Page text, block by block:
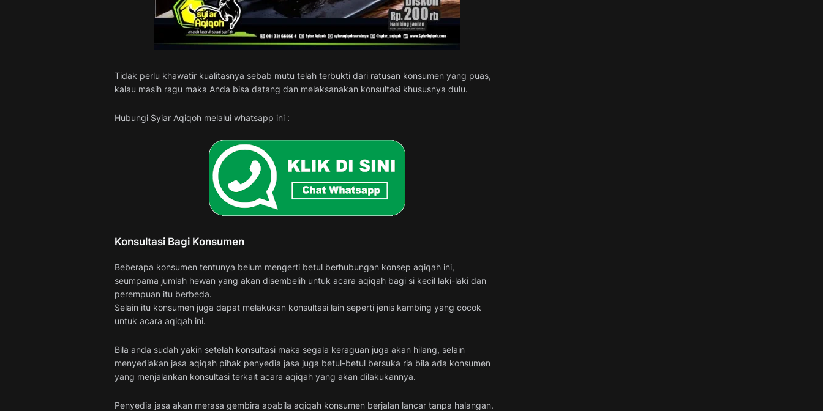
Tidak perlu khawatir kualitasnya sebab mutu telah terbukti dari ratusan konsumen yang puas,
kalau masih ragu maka Anda bisa datang dan melaksanakan konsultasi khususnya dulu.
Hubungi Syiar Aqiqoh melalui whatsapp ini :
Konsultasi Bagi Konsumen
Beberapa konsumen tentunya belum mengerti betul berhubungan konsep aqiqah ini,
seumpama jumlah hewan yang akan disembelih untuk acara aqiqah bagi si kecil laki-laki dan
perempuan itu berbeda.
Selain itu konsumen juga dapat melakukan konsultasi lain seperti jenis kambing yang cocok
untuk acara aqiqah ini.
Bila anda sudah yakin setelah konsultasi maka segala keraguan juga akan hilang, selain
menyediakan jasa aqiqah pihak penyedia jasa juga betul-betul bersuka ria bila ada konsumen
yang menjalankan konsultasi terkait acara aqiqah yang akan dilakukannya.
Penyedia jasa akan merasa gembira apabila aqiqah konsumen berjalan lancar tanpa halangan.